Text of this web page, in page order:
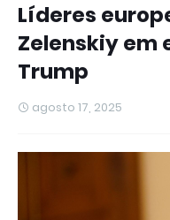
Líderes
Zelenskiy em
Trump
agosto 17, 2025